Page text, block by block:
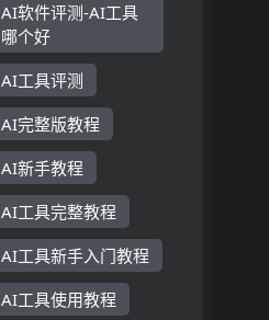
AI软件评测-AI工具
哪个好
AI工具评测
AI完整版教程
AI新手教程
AI工具完整教程
AI工具新手入门教程
AI工具使用教程